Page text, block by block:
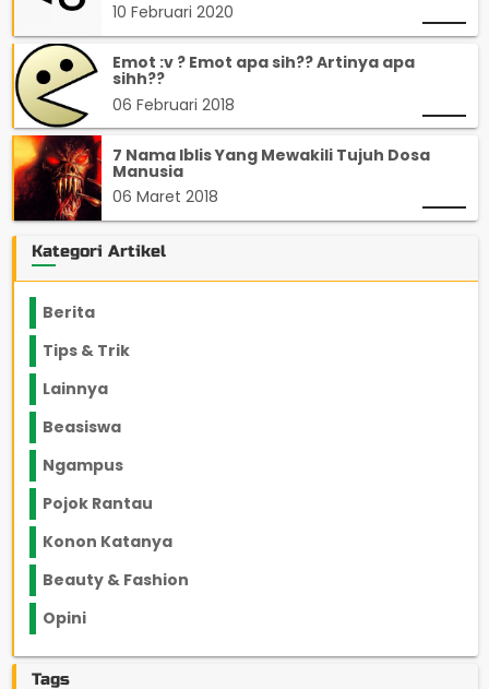
10 Februari 2020
Emot :v ? Emot apa sih?? Artinya apa
sihh??
06 Februari 2018
7 Nama Iblis Yang Mewakili Tujuh Dosa
Manusia
06 Maret 2018
Kategori Artikel
Berita
Tips & Trik
Lainnya
Beasiswa
Ngampus
Pojok Rantau
Konon Katanya
Beauty & Fashion
Opini
Tags